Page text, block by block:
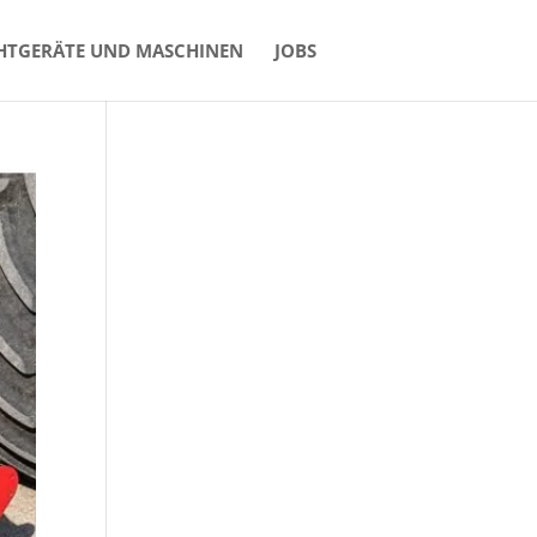
UND MASCHINEN JOBS